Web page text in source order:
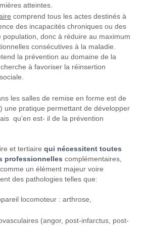
atteintes.
comprend tous les actes destinés à
des incapacités chroniques ou des
population, donc à réduire au maximum
consécutives à la maladie.
la prévention au domaine de la
à favoriser la réinsertion
les salles de remise en forme est de
pratique permettant de développer
qu’en est- il de la prévention
et tertiairequi nécessitent toutes
professionnelles complémentaires,
un élément majeur voire
des pathologies telles que:
locomoteur : arthrose,
(angor, post-infarctus, post-